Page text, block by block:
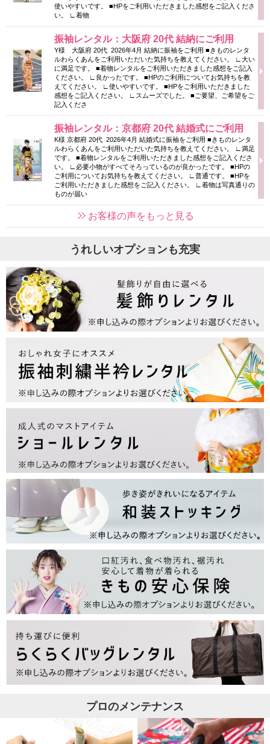
使いやすいです。 ■HPをご利用いただきました感想をご記入くださ
い。 ∟着物
振袖レンタル：大阪府 20代 結納にご利用
Y様 大阪府 20代 2026年4月 結納に振袖をご利用 ■きものレンタ
ルわらくあんをご利用いただいた気持ちを教えてください。 ∟大い
に満足です。 ■着物レンタルをご利用いただきました感想をご記入
ください。 ∟良かったです。 ■HPのご利用についてお気持ちを教
えてください。 ∟使いやすいです。 ■HPをご利用いただきました
感想をご記入ください。 ∟スムーズでした。 ■ご要望、ご希望をご
記入くださ
振袖レンタル：京都府 20代 結婚式にご利用
K様 京都府 20代 2026年4月 結婚式に振袖をご利用 ■きものレンタ
ルわらくあんをご利用いただいた気持ちを教えてください。 ∟満足
です。 ■着物レンタルをご利用いただきました感想をご記入くださ
い。 ∟必要小物がすべてそろっているのが良かったです。 ■HPの
ご利用についてお気持ちを教えてください。 ∟普通です。 ■HPを
ご利用いただきました感想をご記入ください。 ∟着物は写真通りの
ものが届い
お客様の声をもっと見る
うれしいオプションも充実
プロのメンテナンス